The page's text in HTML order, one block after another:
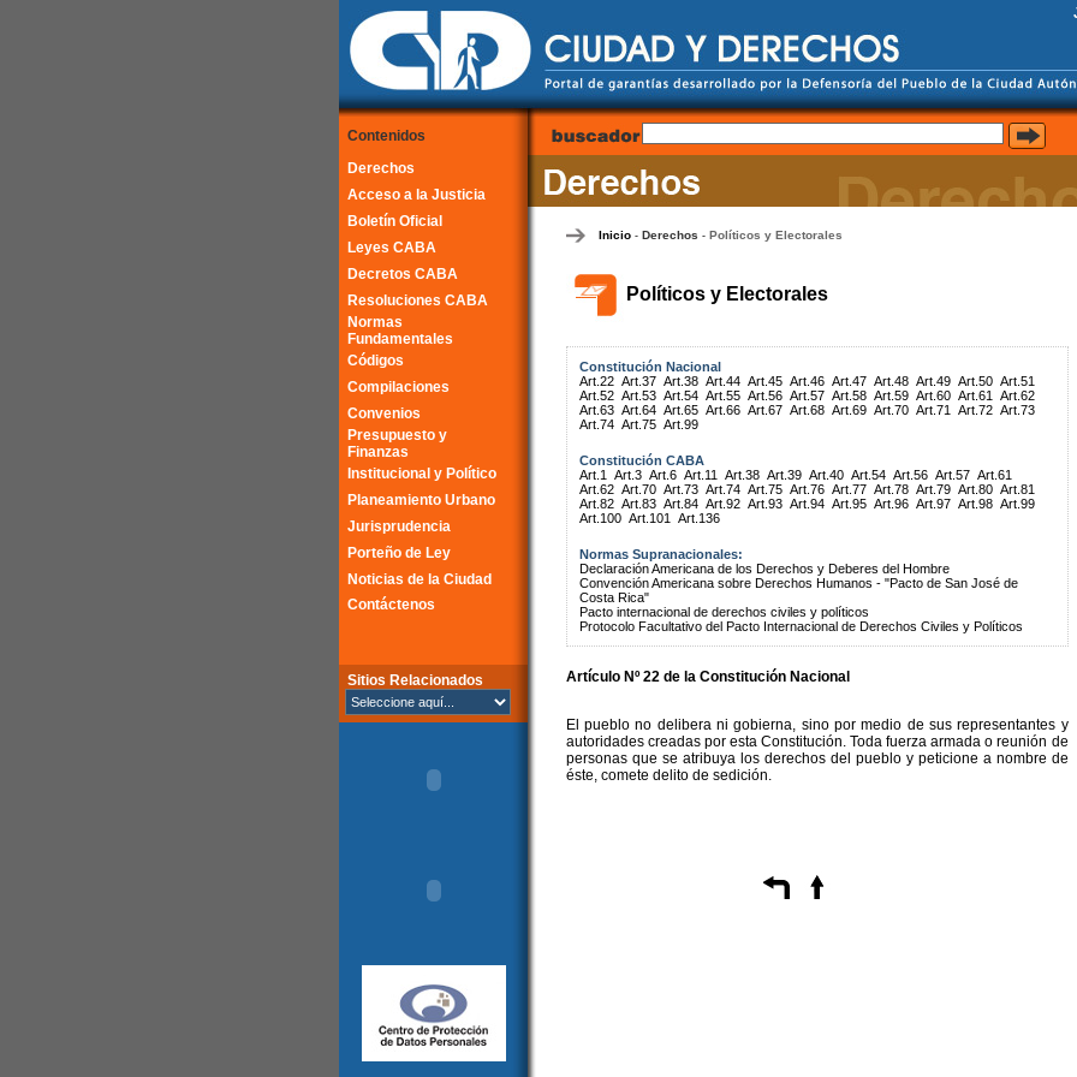
Contenidos
Derechos
Acceso a la Justicia
Boletín Oficial
Leyes CABA
Decretos CABA
Resoluciones CABA
Normas
Fundamentales
Códigos
Compilaciones
Convenios
Presupuesto y
Finanzas
Institucional y Político
Planeamiento Urbano
Jurisprudencia
Porteño de Ley
Noticias de la Ciudad
Contáctenos
Sitios Relacionados
Inicio- Derechos - Políticos y Electorales
Políticos y Electorales
Constitución Nacional
Art.22 Art.37 Art.38 Art.44 Art.45 Art.46 Art.47 Art.48 Art.49 Art.50 Art.51
Art.52 Art.53 Art.54 Art.55 Art.56 Art.57 Art.58 Art.59 Art.60 Art.61
Art.62
Art.63 Art.64 Art.65 Art.66 Art.67 Art.68 Art.69 Art.70 Art.71 Art.72 Art.73
Art.74 Art.75 Art.99
Constitución CABA
Art.1
Art.3 Art.6 Art.11 Art.38 Art.39 Art.40 Art.54 Art.56 Art.57 Art.61
Art.62 Art.70 Art.73 Art.74 Art.75 Art.76 Art.77 Art.78 Art.79 Art.80 Art.81
Art.82 Art.83 Art.84 Art.92 Art.93 Art.94 Art.95 Art.96 Art.97 Art.98 Art.99
Art.100 Art.101 Art.136
Normas Supranacionales:
Declaración Americana de los Derechos y Deberes del Hombre
Convención Americana sobre Derechos Humanos - "Pacto de San José de
Costa Rica"
Pacto internacional de derechos civiles y políticos
Protocolo Facultativo del Pacto Internacional de Derechos Civiles y Políticos
Artículo Nº 22 de la Constitución Nacional
El pueblo no delibera ni gobierna, sino por medio de sus representantes y
autoridades creadas por esta Constitución. Toda fuerza armada o reunión de
personas que se atribuya los derechos del pueblo y peticione a nombre de
éste, comete delito de sedición.